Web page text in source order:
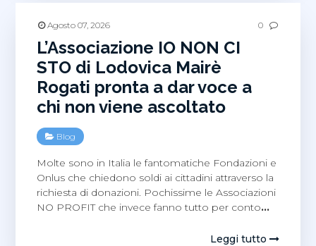
Agosto 07, 2026 0
L’Associazione IO NON CI
STO di Lodovica Mairè
Rogati pronta a dar voce a
chi non viene ascoltato
Blog
Molte sono in Italia le fantomatiche Fondazioni e
Onlus che chiedono soldi ai cittadini attraverso la
richiesta di donazioni. Pochissime le Associazioni
NO PROFIT che invece fanno tutto per conto…
Leggi tutto